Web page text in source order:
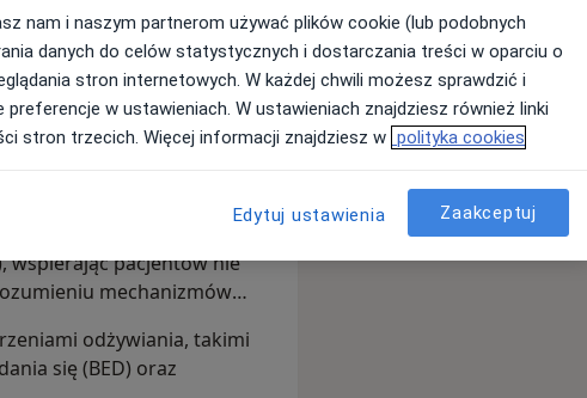
uczestnicząc w licznych
że pracuję zgodnie z
naukowych (Evidence-
z psychodietetyki,
odbudować zdrową
żywieniowe w sposób
wszystkim z technik
wspierając pacjentów nie
mechanizmów
odżywiania, takimi
się (BED) oraz
nam i naszym partnerom używać plików cookie (lub podobnych
danych do celów statystycznych i dostarczania treści w oparciu o
stron internetowych. W każdej chwili możesz sprawdzić i
preferencje w ustawieniach. W ustawieniach znajdziesz również linki
stron trzecich. Więcej informacji znajdziesz w polityka cookies
Edytuj ustawienia Zaakceptuj